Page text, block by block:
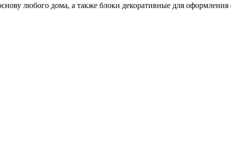
любого дома, а также блоки декоративные для оформления